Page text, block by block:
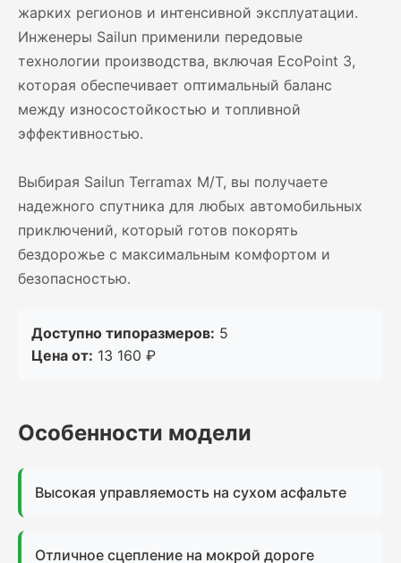
жарких регионов и интенсивной эксплуатации.
Инженеры Sailun применили передовые
технологии производства, включая EcoPoint 3,
которая обеспечивает оптимальный баланс
между износостойкостью и топливной
эффективностью.
Выбирая Sailun Terramax M/T, вы получаете
надежного спутника для любых автомобильных
приключений, который готов покорять
бездорожье с максимальным комфортом и
безопасностью.
Доступно типоразмеров: 5
Цена от: 13 160 ₽
Особенности модели
Высокая управляемость на сухом асфальте
Отличное сцепление на мокрой дороге